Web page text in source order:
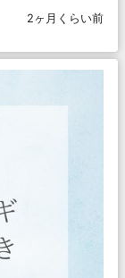
2ヶ月くらい前